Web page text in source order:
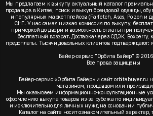
Мы предлагаем к выкупу актуальный каталог
продавцов в Китае, поиск и выкуп брендовой одежды,
и популярных маркетплейсов (Farfetch, Asos, Poizon и
СНГ. У нас самая низкая комиссия по выкупу,
примеркой до двери и возможность оплаты при
бесплатный возврат. Доставка через СДЭК, Boxberry,
предоплаты. Тысячи довольных клиентов подтверждают:
Байер-сервис "Орбита Байер" ©
Все права защищены
Байер-сервис «Орбита Байер» и сайт orbitabuyer.ru
магазином, продавцом или
Мы оказываем информационно-консультационные
оформлению выкупа товаров из-за рубежа по
и исключительно для личных нужд на основании
Каталог на сайте носит ознакомительный характер,